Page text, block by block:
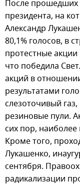
После прошедших
президента, на
Александр
80,1% голосов, в
протестные
что победила
акций в
результатами
слезоточивый
резиновые пули.
сих пор,
Кроме того,
Лукашенко,
сентября.
радикализации